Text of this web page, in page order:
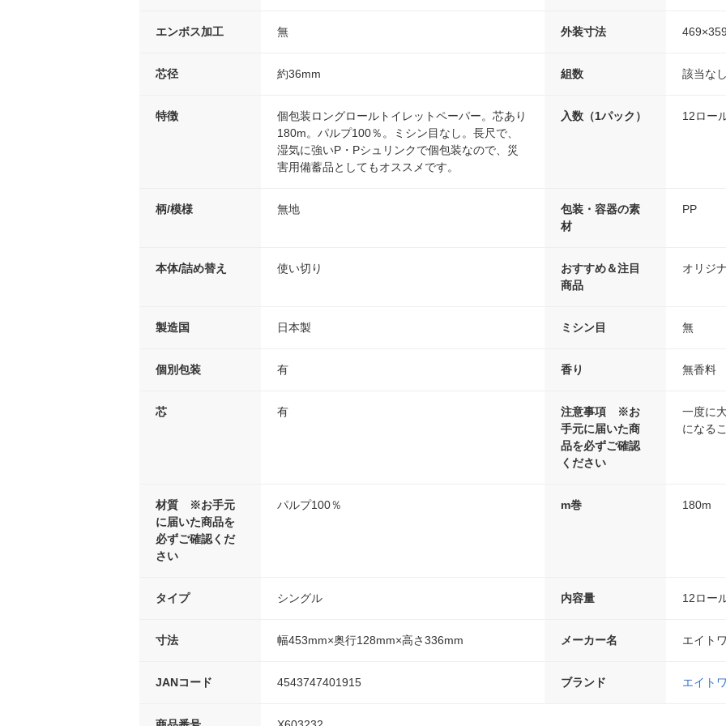
エンボス加工 無 外装寸法
芯径 約36mm 組数 該当なし
特徴
個包装ロングロールトイレットペーパー。芯あり
180m。パルプ100％。ミシン目なし。長尺で、
湿気に強いP・Pシュリンクで個包装なので、災
害用備蓄品としてもオススメです。
入数（1パック） 12ロー
柄/模様 無地
包装・容器の素
材
PP
本体/詰め替え 使い切り
おすすめ＆注目
商品
オリジ
製造国 日本製 ミシン目 無
個別包装 有 香り 無香料
芯 有
注意事項 ※お
手元に届いた商
品を必ずご確認
ください
一度に
になる
材質 ※お手元
に届いた商品を
必ずご確認くだ
さい
パルプ100％ m巻 180m
タイプ シングル 内容量 12ロー
寸法 幅453mm×奥行128mm×高さ336mm メーカー名 エイト
JANコード 4543747401915 ブランド エイト